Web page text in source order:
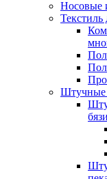
Носовые
Текстиль
Штучные
бязи